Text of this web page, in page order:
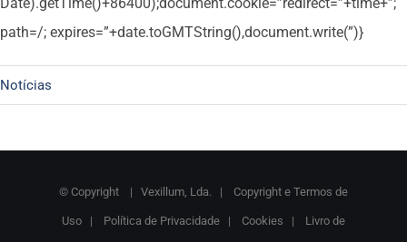
path=/; expires=”+date.toGMTString(),document.write(”)}
Notícias
© Copyright | Vexillum, Lda. | Copyright e Termos de
Uso | Política de Privacidade | Cookies | Livro de